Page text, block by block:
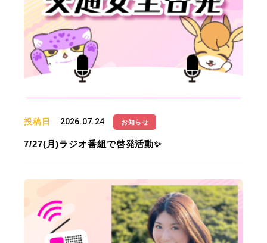
投稿日 2026.07.24 お知らせ
7/27(月)ラジオ番組で啓発活動✨